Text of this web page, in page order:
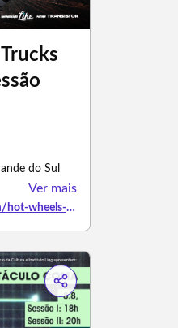
do Sul
Ver mais
https://www.bilheteriadigital.com/hot-wheels-monster-truck-live-porto-alegre-sessao-11h30-08-de-agosto